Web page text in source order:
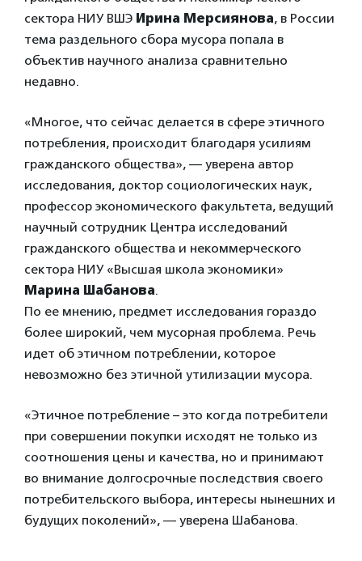
сектора НИУ ВШЭ Ирина Мерсиянова, в России
тема раздельного сбора мусора попала в
объектив научного анализа сравнительно
недавно.
«Многое, что сейчас делается в сфере этичного
потребления, происходит благодаря усилиям
гражданского общества», — уверена автор
исследования, доктор социологических наук,
профессор экономического факультета, ведущий
научный сотрудник Центра исследований
гражданского общества и некоммерческого
сектора НИУ «Высшая школа экономики»
Марина Шабанова.
По ее мнению, предмет исследования гораздо
более широкий, чем мусорная проблема. Речь
идет об этичном потреблении, которое
невозможно без этичной утилизации мусора.
«Этичное потребление – это когда потребители
при совершении покупки исходят не только из
соотношения цены и качества, но и принимают
во внимание долгосрочные последствия своего
потребительского выбора, интересы нынешних и
будущих поколений», — уверена Шабанова.